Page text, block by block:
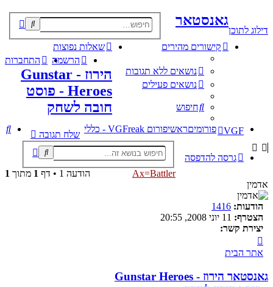
דילוג לתוכן
קישורים מהירים
נושאים ללא תגובות
נושאים פעילים
חיפוש
שאלות נפוצות
התחברות
הרשמה
VGF פורומיםראשיפורום VGFreak - כללי
גאנסטאר
הירוז - Gunstar
Heroes - פוסט
חובה לשחק
שלח תגובה
גרסה להדפסה
חיפוש
הודעה 1 • דף
1מתוך 1
Ax=Battler
אדמין
הודעות: 1416
הצטרף:11 יוני 2008, 20:55
יצירת קשר:
קשר
עם
Ax=Battler
אתר הבית
גאנסטאר הירוז - Gunstar Heroes